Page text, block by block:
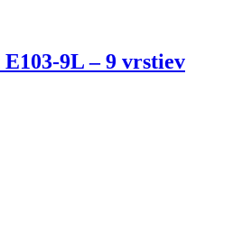
9L – 9 vrstiev